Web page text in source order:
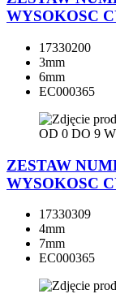
WYSOKOSC
17330200
3mm
6mm
EC000365
ZESTAW
WYSOKOSC
17330309
4mm
7mm
EC000365